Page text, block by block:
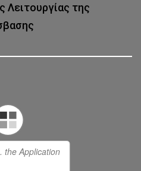
Λειτουργίας της